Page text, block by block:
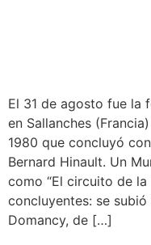
El 31 de agosto fue la
en Sallanches
1980 que concluyó
Bernard Hinault. Un
como “El circuito de
concluyentes: se
Domancy, de […]